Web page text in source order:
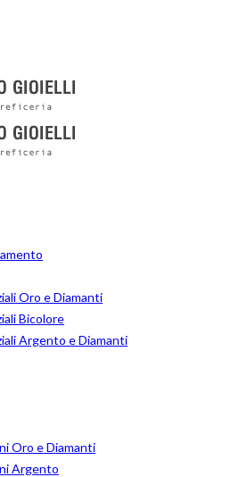
Oro e Diamanti
Bicolore
Argento e Diamanti
Oro e Diamanti
Argento